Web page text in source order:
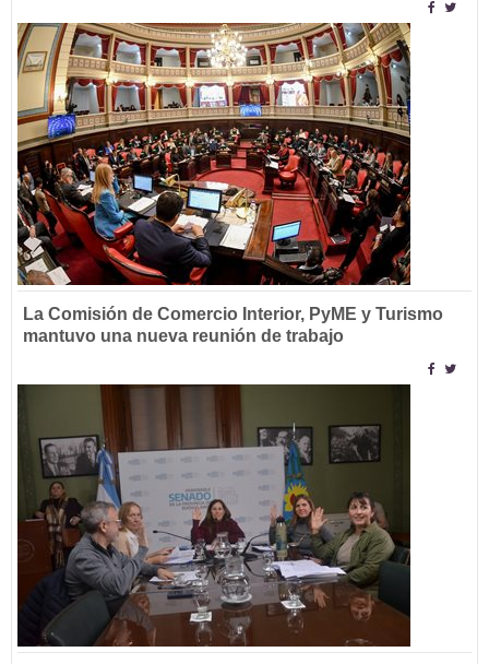
La Comisión de Comercio Interior, PyME y Turismo
mantuvo una nueva reunión de trabajo